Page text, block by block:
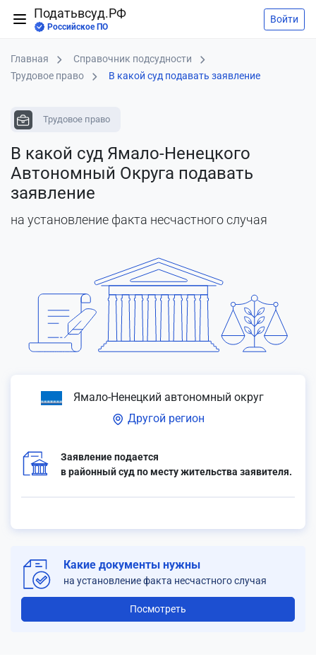
Податьвсуд.РФ
Российское ПО
Войти
Главная
Справочник подсудности
Трудовое право
В какой суд подавать заявление
Трудовое право
В какой суд Ямало-Ненецкого
Автономный Округа подавать
заявление
на установление факта несчастного случая
Ямало-Ненецкий автономный округ
Другой регион
Заявление подается
в районный суд по месту жительства заявителя.
Какие документы нужны
на установление факта несчастного случая
Посмотреть